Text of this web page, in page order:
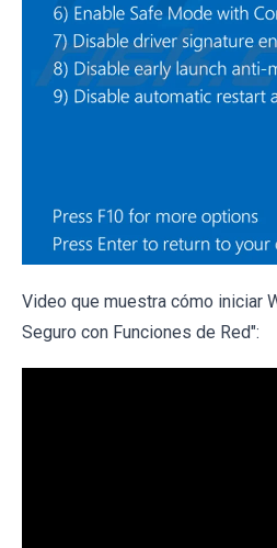
Video que muestra cómo iniciar
Seguro con Funciones de Red":